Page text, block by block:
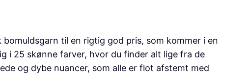
til en rigtig god pris, som kommer i en
i 25 skønne farver, hvor du finder alt lige fra de
og dybe nuancer, som alle er flot afstemt med